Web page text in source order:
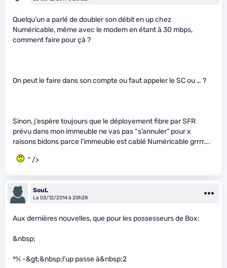
Quelqu’un a parlé de doubler son débit en up chez
Numéricable, même avec le modem en étant à 30 mbps,
comment faire pour çà ?
On peut le faire dans son compte ou faut appeler le SC ou … ?
Sinon, j’espère toujours que le déployement fibre par SFR
prévu dans mon immeuble ne vas pas “s’annuler” pour x
raisons bidons parce l’immeuble est cablé Numéricable grrrr….
" />
SouL
Le 03/12/2014 à 20h28
Aux dernières nouvelles, que pour les possesseurs de Box:
&nbsp;
30⁄1 -&gt;&nbsp;l’up passe à&nbsp;2